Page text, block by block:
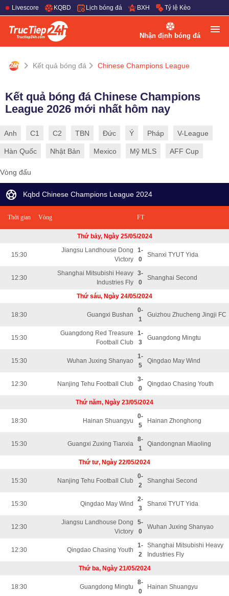
Livescore KQBD Lịch bóng đá BXH Tỷ lệ Kèo
Nhận định bóng đá
Kết quả bóng đá Chinese Champions League
Kết quả bóng đá Chinese Champions
League 2026 mới nhất hôm nay
Anh C1 C2 TBN Đức Ý Pháp V-League
Hàn Quốc Nhật Bản Mexico Mỹ MLS AFF Cup
Vòng đấu
Kqbd Chinese Champions League 2024
Thời gian Vòng FT
Thứ bảy, Ngày 25/05/2024
15:30
Jiangsu Landhouse Dong
Victory
1-
0
Shanxi TYUT Yida
12:30
Shanghai Mitsubishi Heavy
Industries Fly
3-
0
Shanghai Second
Thứ sáu, Ngày 24/05/2024
18:30 Guangxi Bushan
0-
1
Guizhou Zhucheng Jingji FC
15:30
Guangdong Red Treasure
Football Club
1-
3
Guangdong Mingtu
15:30 Wuhan Juxing Shanyao
1-
5
Qingdao May Wind
12:30 Nanjing Tehu Football Club
3-
0
Qingdao Chasing Youth
Thứ năm, Ngày 23/05/2024
18:30 Hainan Shuangyu
0-
5
Hainan Zhonghong
15:30 Guangxi Zuxing Tianxia
8-
1
Qiandongnan Miaoling
Thứ tư, Ngày 22/05/2024
15:30 Nanjing Tehu Football Club
0-
2
Shanghai Second
15:30 Qingdao May Wind
2-
3
Shanxi TYUT Yida
12:30
Jiangsu Landhouse Dong
Victory
5-
0
Wuhan Juxing Shanyao
12:30 Qingdao Chasing Youth
1-
2
Shanghai Mitsubishi Heavy
Industries Fly
Thứ ba, Ngày 21/05/2024
18:30 Guangdong Mingtu
8-
0
Hainan Shuangyu